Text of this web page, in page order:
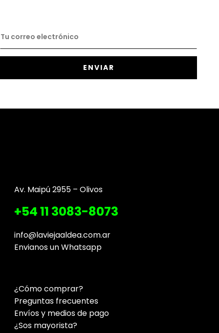
Av. Maipú 2955 – Olivos
+54 11 3083-8073
info@laviejaaldea.com.ar
Envianos un Whatsapp
¿Cómo comprar?
Preguntas frecuentes
Envíos y medios de pago
¿Sos mayorista?